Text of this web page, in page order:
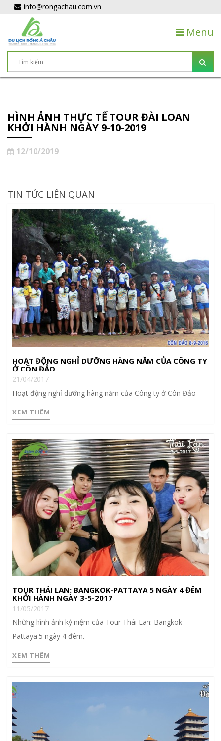
info@rongachau.com.vn
Menu
HÌNH ẢNH THỰC TẾ TOUR ĐÀI LOAN
KHỞI HÀNH NGÀY 9-10-2019
12/10/2019
TIN TỨC LIÊN QUAN
HOẠT ĐỘNG NGHỈ DƯỠNG HÀNG NĂM CỦA CÔNG TY
Ở CÔN ĐẢO
21/04/2017
Hoạt động nghỉ dưỡng hàng năm của Công ty ở Côn Đảo
XEM THÊM
TOUR THÁI LAN: BANGKOK-PATTAYA 5 NGÀY 4 ĐÊM
KHỞI HÀNH NGÀY 3-5-2017
11/05/2017
Những hình ảnh kỷ niệm của Tour Thái Lan: Bangkok -
Pattaya 5 ngày 4 đêm.
XEM THÊM